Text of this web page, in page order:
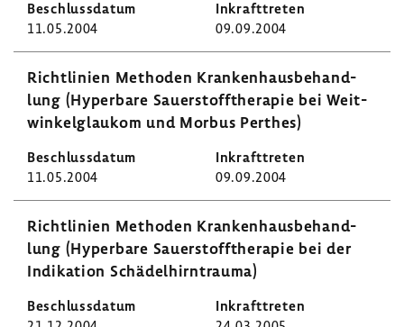
11.05.2004 09.09.2004
Richt­li­nien Methoden Kran­ken­haus­be­hand­
lung (Hyper­bare Sauer­stoff­the­rapie bei Weit­
win­kel­glaukom und Morbus Perthes)
11.05.2004 09.09.2004
Richt­li­nien Methoden Kran­ken­haus­be­hand­
lung (Hyper­bare Sauer­stoff­the­rapie bei der
Indi­ka­tion Schä­del­hirn­trauma)